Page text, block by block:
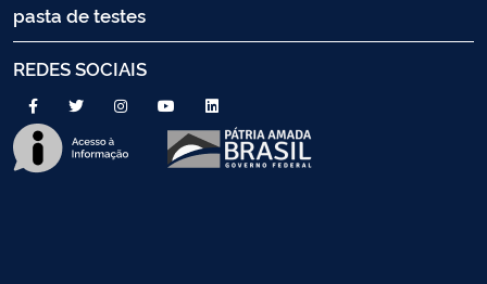
pasta de testes
REDES SOCIAIS